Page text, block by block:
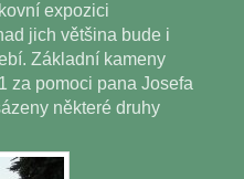
expozici
jich většina bude i
Základní kameny
za pomoci pana Josefa
některé druhy